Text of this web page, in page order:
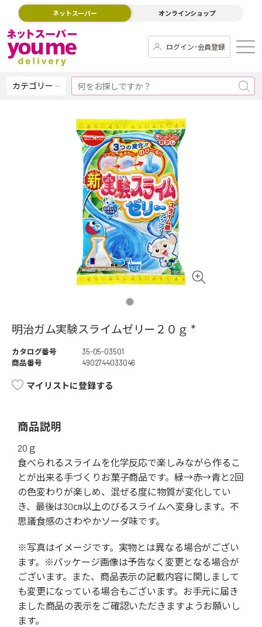
ネットスーパー オンラインショップ
ログイン･会員登録
カテゴリー
明治ガム実験スライムゼリー２０ｇ *
カタログ番号
35-05-03501
商品番号
4902744033046
マイリストに登録する
商品説明
20ｇ
食べられるスライムを化学反応で楽しみながら作るこ
とが出来る手づくりお菓子商品です。緑→赤→青と2回
の色変わりが楽しめ、混ぜる度に物質が変化してい
き、最後は30㎝以上のびるスライムへ変身します。不
思議食感のさわやかソーダ味です。
※写真はイメージです。実物とは異なる場合がござい
ます。※パッケージ画像は予告なく変更となる場合が
ございます。また、商品表示の記載内容に関しまして
も変更になっている場合もございます。お手元に届き
ました商品の表示をご確認いただきますようお願いし
ます。